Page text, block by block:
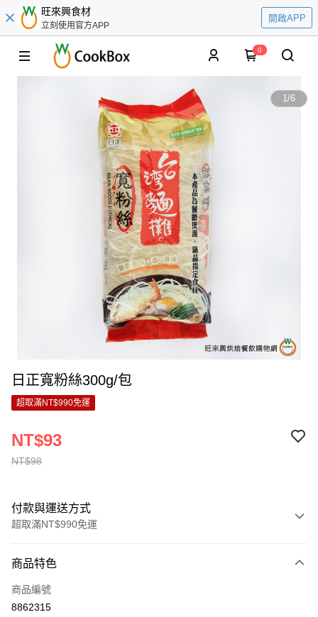
旺來興食材
立刻使用官方APP
開啟APP
0
1/6
日正寬粉絲300g/包
超取滿NT$990免運
NT$98
NT$93
付款與運送方式
超取滿NT$990免運
信用卡一次付款
超商取貨付款
商品特色
商品編號
8862315